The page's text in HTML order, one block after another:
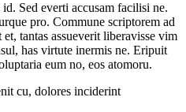
Sed everti accusam facilisi ne.
pro. Commune scriptorem ad
tantas assueverit liberavisse vim
has virtute inermis ne. Eripuit
eum no, eos atomoru.
cu, dolores inciderint